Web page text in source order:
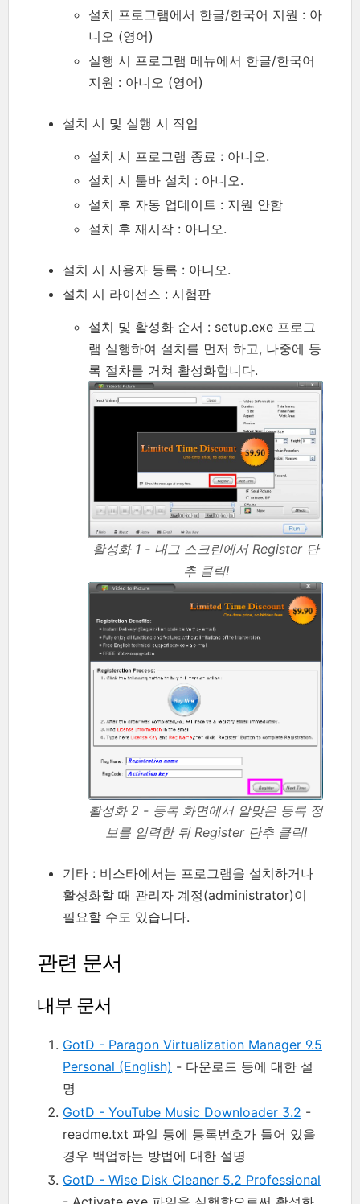
설치 프로그램에서 한글/한국어 지원 : 아
니오 (영어)
실행 시 프로그램 메뉴에서 한글/한국어
지원 : 아니오 (영어)
설치 시 및 실행 시 작업
설치 시 프로그램 종료 : 아니오.
설치 시 툴바 설치 : 아니오.
설치 후 자동 업데이트 : 지원 안함
설치 후 재시작 : 아니오.
설치 시 사용자 등록 : 아니오.
설치 시 라이선스 : 시험판
설치 및 활성화 순서 : setup.exe 프로그
램 실행하여 설치를 먼저 하고, 나중에 등
록 절차를 거쳐 활성화합니다.
활성화 1 - 내그 스크린에서 Register 단
추 클릭!
활성화 2 - 등록 화면에서 알맞은 등록 정
보를 입력한 뒤 Register 단추 클릭!
기타 : 비스타에서는 프로그램을 설치하거나
활성화할 때 관리자 계정(administrator)이
필요할 수도 있습니다.
관련 문서
내부 문서
GotD - Paragon Virtualization Manager 9.5
Personal (English) - 다운로드 등에 대한 설
명
GotD - YouTube Music Downloader 3.2 -
readme.txt 파일 등에 등록번호가 들어 있을
경우 백업하는 방법에 대한 설명
GotD - Wise Disk Cleaner 5.2 Professional